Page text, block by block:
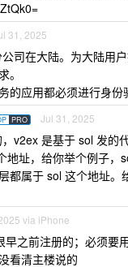
31, 2025
司在大陆。为大陆用
。
的应用都必须进行身份
PRO Jul 31, 2025
v2ex 是基于 sol 发的
地址，给你举个例子，
都属于 sol 这个地址。
via iPhone
早之前注册的；必须要
看清主楼说的